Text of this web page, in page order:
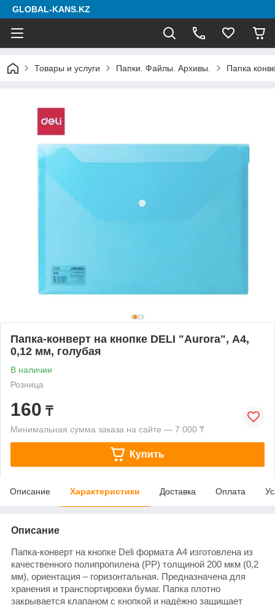
GLOBAL-KANS.KZ
Товары и услуги Папки. Файлы. Архивы. Папка
Папка-конверт на кнопке DELI "Aurora", А4,
0,12 мм, голубая
В наличии
Розница
160 ₸
Минимальная сумма заказа на сайте — 7 000 ₸
Купить
Описание Характеристики Доставка Оплата
Описание
Папка-конверт на кнопке Deli формата А4 изготовлена из
качественного полипропилена (PP) толщиной 200 мкм (0,2
мм), ориентация – горизонтальная. Предназначена для
хранения и транспортировки бумаг. Папка плотно
закрывается клапаном с кнопкой и надёжно защищает